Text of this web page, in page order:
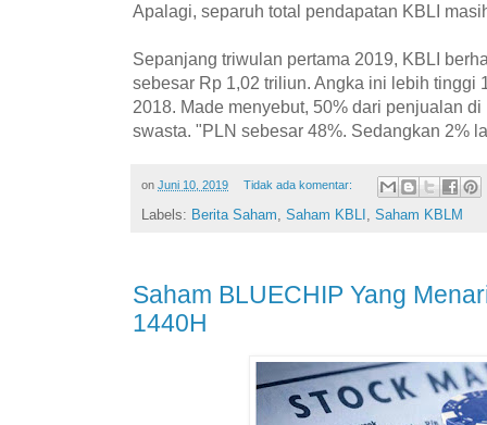
Apalagi, separuh total pendapatan KBLI
Sepanjang triwulan pertama 2019, KBLI
sebesar Rp 1,02 triliun. Angka ini lebih tinggi
2018. Made menyebut, 50% dari penjualan
swasta. "PLN sebesar 48%. Sedangkan 2%
on Juni 10, 2019 Tidak ada komentar:
Labels: Berita Saham Saham KBLI Saham KBLM
Saham BLUECHIP Yang
1440H